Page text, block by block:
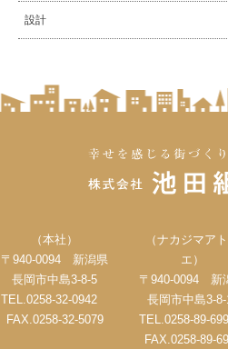
設計
（本社）
〒940-0094 新潟県
長岡市中島3-8-5
TEL.0258-32-0942
FAX.0258-32-5079
（ナカジマア
エ）
〒940-0094 新
長岡市中島3-8-
TEL.0258-89-
FAX.0258-89-